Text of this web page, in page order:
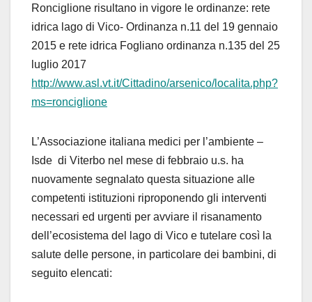
Ronciglione risultano in vigore le ordinanze: rete
idrica lago di Vico- Ordinanza n.11 del 19 gennaio
2015 e rete idrica Fogliano ordinanza n.135 del 25
luglio 2017
http://www.asl.vt.it/Cittadino/arsenico/localita.php?
ms=ronciglione
L’Associazione italiana medici per l’ambiente –
Isde di Viterbo nel mese di febbraio u.s. ha
nuovamente segnalato questa situazione alle
competenti istituzioni riproponendo gli interventi
necessari ed urgenti per avviare il risanamento
dell’ecosistema del lago di Vico e tutelare così la
salute delle persone, in particolare dei bambini, di
seguito elencati: